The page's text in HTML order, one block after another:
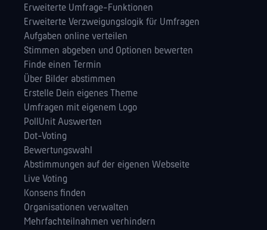
Erweiterte Umfrage-Funktionen
Erweiterte Verzweigungslogik für Umfragen
Aufgaben online verteilen
Stimmen abgeben und Optionen bewerten
Finde einen Termin
Über Bilder abstimmen
Erstelle Dein eigenes Theme
Umfragen mit eigenem Logo
PollUnit Auswerten
Dot-Voting
Bewertungswahl
Abstimmungen auf der eigenen Webseite
Live Voting
Konsens finden
Orga­nisationen verwalten
Mehrfachteilnahmen verhindern